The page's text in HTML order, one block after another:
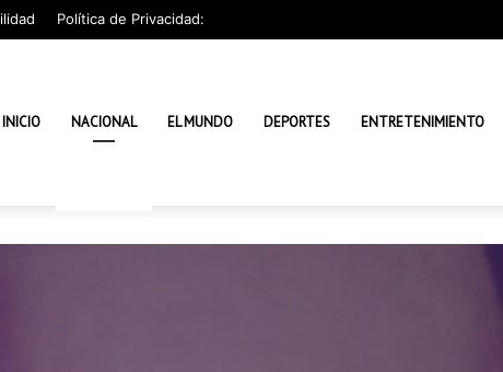
Política de Privacidad:
INICIO NACIONAL EL MUNDO DEPORTES ENTRETENIMIENTO